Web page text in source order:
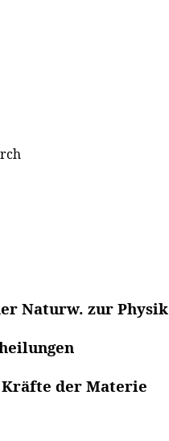
Naturw. zur Physik
Kräfte der Materie